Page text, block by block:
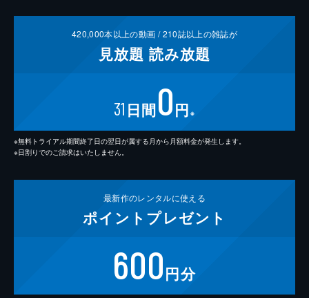
420,000本以上の動画 /210誌以上の雑誌が
見放題 読み放題
31 日間0円 ※
※無料トライアル期間終了日の翌日が属する月から月額料金が発生します。
※日割りでのご請求はいたしません。
最新作のレンタルに使える
ポイント プレゼント
600円分